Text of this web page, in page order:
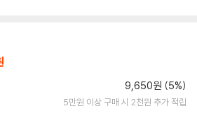
9,650원 (5%)
5만원 이상 구매 시 2천원 추가 적립